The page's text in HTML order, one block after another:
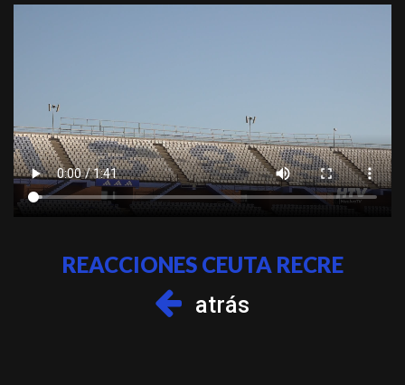
REACCIONES CEUTA RECRE
atrás